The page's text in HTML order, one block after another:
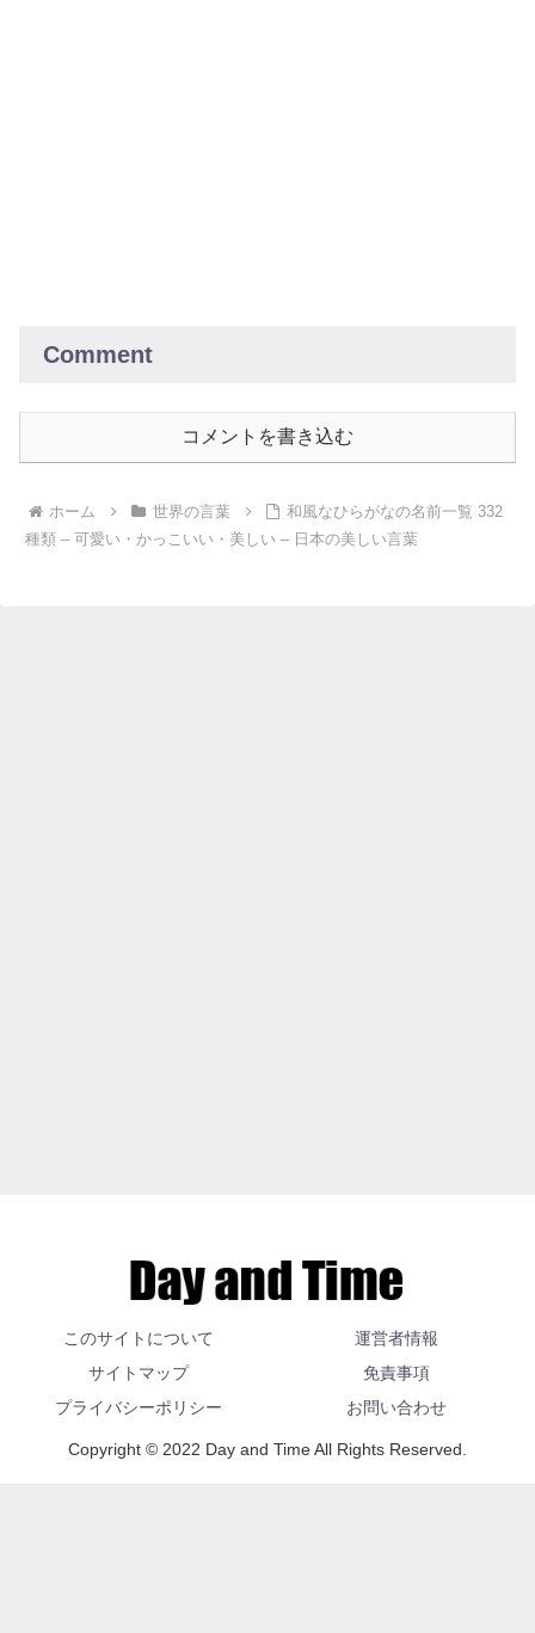
Comment
コメントを書き込む
ホーム 世界の言葉
和風なひらがなの名前一覧 332
種類 – 可愛い・かっこいい・美しい – 日本の美しい言葉
このサイトについて
運営者情報
サイトマップ
免責事項
プライバシーポリシー
お問い合わせ
Copyright © 2022 Day and Time All Rights Reserved.